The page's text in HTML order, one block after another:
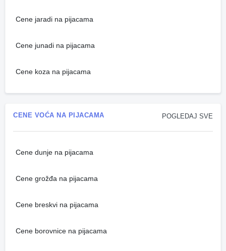
Cene jaradi na pijacama
Cene junadi na pijacama
Cene koza na pijacama
POGLEDAJ SVE
CENE VOĆA NA PIJACAMA
Cene dunje na pijacama
Cene grožđa na pijacama
Cene breskvi na pijacama
Cene borovnice na pijacama